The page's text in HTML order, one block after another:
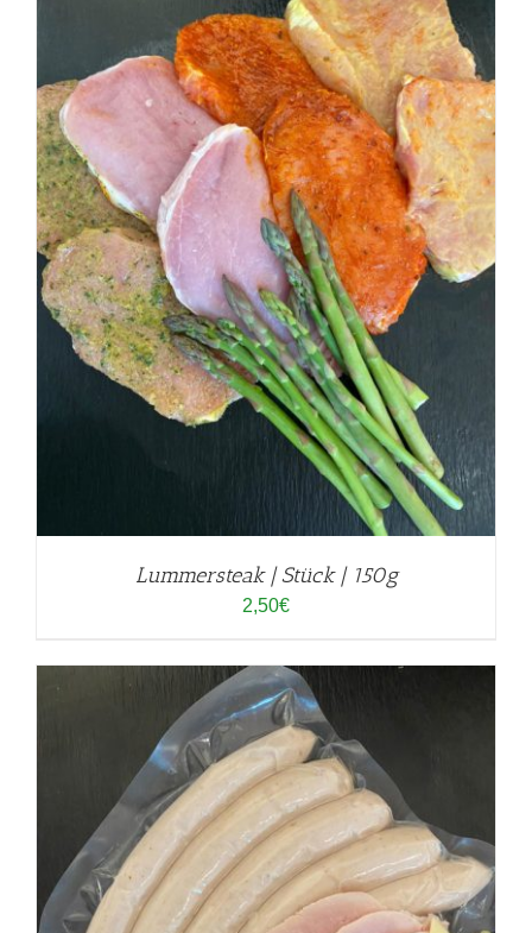
Lummersteak | Stück | 150g
2,50€